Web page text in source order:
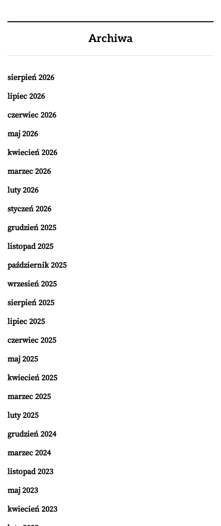
Archiwa
sierpień 2026
lipiec 2026
czerwiec 2026
maj 2026
kwiecień 2026
marzec 2026
luty 2026
styczeń 2026
grudzień 2025
listopad 2025
październik 2025
wrzesień 2025
sierpień 2025
lipiec 2025
czerwiec 2025
maj 2025
kwiecień 2025
marzec 2025
luty 2025
grudzień 2024
marzec 2024
listopad 2023
maj 2023
kwiecień 2023